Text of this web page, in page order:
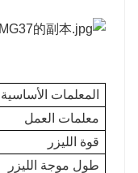
المعلمات الأساسية
معلمات العمل
قوة الليزر
طول موجة الليزر